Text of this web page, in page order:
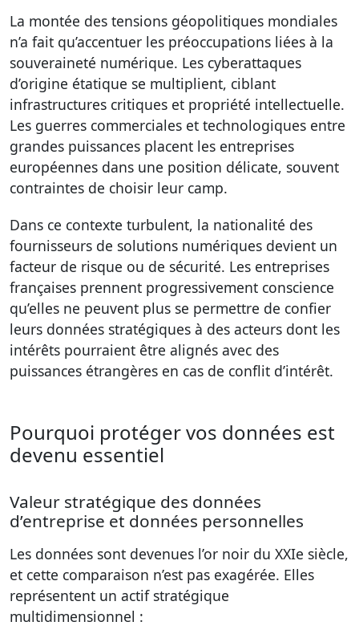
La montée des tensions géopolitiques mondiales
n’a fait qu’accentuer les préoccupations liées à la
souveraineté numérique. Les cyberattaques
d’origine étatique se multiplient, ciblant
infrastructures critiques et propriété intellectuelle.
Les guerres commerciales et technologiques entre
grandes puissances placent les entreprises
européennes dans une position délicate, souvent
contraintes de choisir leur camp.
Dans ce contexte turbulent, la nationalité des
fournisseurs de solutions numériques devient un
facteur de risque ou de sécurité. Les entreprises
françaises prennent progressivement conscience
qu’elles ne peuvent plus se permettre de confier
leurs données stratégiques à des acteurs dont les
intérêts pourraient être alignés avec des
puissances étrangères en cas de conflit d’intérêt.
Pourquoi protéger vos données est
devenu essentiel
Valeur stratégique des données
d’entreprise et données personnelles
Les données sont devenues l’or noir du XXIe siècle,
et cette comparaison n’est pas exagérée. Elles
représentent un actif stratégique
multidimensionnel :